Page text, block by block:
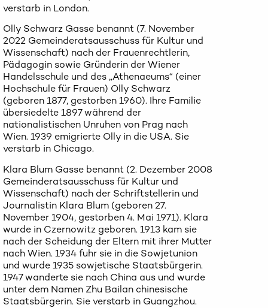
verstarb in London.
Olly Schwarz Gasse benannt (7. November
2022 Gemeinderatsausschuss für Kultur und
Wissenschaft) nach der Frauenrechtlerin,
Pädagogin sowie Gründerin der Wiener
Handelsschule und des „Athenaeums“ (einer
Hochschule für Frauen) Olly Schwarz
(geboren 1877, gestorben 1960). Ihre Familie
übersiedelte 1897 während der
nationalistischen Unruhen von Prag nach
Wien. 1939 emigrierte Olly in die USA. Sie
verstarb in Chicago.
Klara Blum Gasse benannt (2. Dezember 2008
Gemeinderatsausschuss für Kultur und
Wissenschaft) nach der Schriftstellerin und
Journalistin Klara Blum (geboren 27.
November 1904, gestorben 4. Mai 1971). Klara
wurde in Czernowitz geboren. 1913 kam sie
nach der Scheidung der Eltern mit ihrer Mutter
nach Wien. 1934 fuhr sie in die Sowjetunion
und wurde 1935 sowjetische Staatsbürgerin.
1947 wanderte sie nach China aus und wurde
unter dem Namen Zhu Bailan chinesische
Staatsbürgerin. Sie verstarb in Guangzhou.